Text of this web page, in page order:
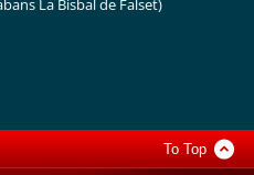
La Bisbal de Falset)
To Top